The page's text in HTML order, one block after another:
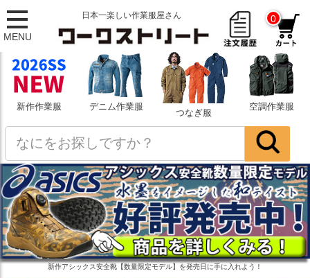
MENU
日本一楽しい作業服屋さん 0
新作作業服 デニム作業服
つなぎ服
空調作業服
新作アシックス安全靴【数量限定モデル】を発売日に手に入れよう！